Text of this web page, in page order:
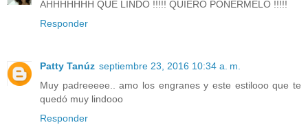
AHHHHHHH QUE LINDO !!!!! QUIERO PONERMELO !!!!!
Responder
Patty Tanúz septiembre 23, 2016 10:34 a. m.
Muy padreeeee.. amo los engranes y este estilooo que te
quedó muy lindooo
Responder